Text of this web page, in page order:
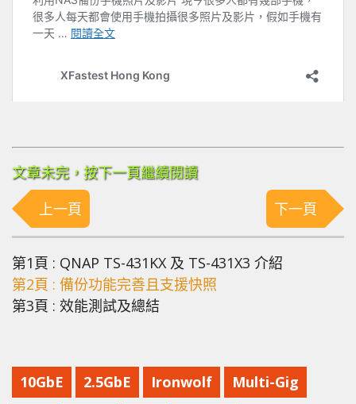
文章未完，按下一頁繼續閱讀
上一頁
下一頁
第1頁 : QNAP TS-431KX 及 TS-431X3 介紹
第2頁 : 備份功能完善且支援快照
第3頁 : 效能測試及總結
10GbE 2.5GbE Ironwolf Multi-Gig